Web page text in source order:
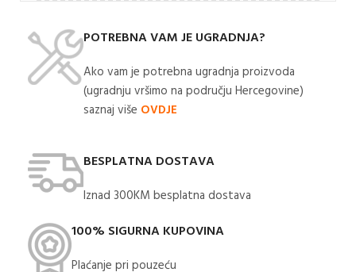
POTREBNA VAM JE UGRADNJA?
Ako vam je potrebna ugradnja proizvoda
(ugradnju vršimo na području Hercegovine)
saznaj više OVDJE
BESPLATNA DOSTAVA
Iznad 300KM besplatna dostava​
100% SIGURNA KUPOVINA
Plaćanje pri pouzeću